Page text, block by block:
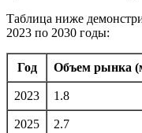
Таблица ниже
2023 по 2030 годы:
Год Объем рынка
2023 1.8
2025 2.7